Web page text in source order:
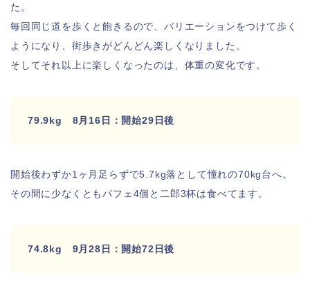
た。
毎回同じ道を歩くと飽きるので、バリエーションをつけて歩く
ようになり、街歩きがどんどん楽しくなりました。
そしてそれ以上に楽しくなったのは、体重の変化です。
79.9kg 8月16日：開始29日後
開始後わずか1ヶ月足らずで5.7kg落として憧れの70kg台へ。
その間に少なくともパフェ4個と二郎3杯は食べてます。
74.8kg 9月28日：開始72日後